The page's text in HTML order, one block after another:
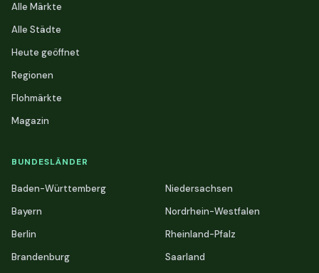
Alle Märkte
Alle Städte
Heute geöffnet
Regionen
Flohmärkte
Magazin
BUNDESLÄNDER
Baden-Württemberg
Bayern
Berlin
Brandenburg
Niedersachsen
Nordrhein-Westfalen
Rheinland-Pfalz
Saarland